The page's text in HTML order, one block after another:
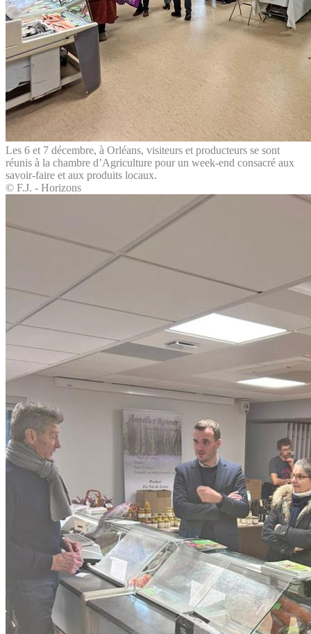
Les 6 et 7 décembre, à Orléans, visiteurs et producteurs se sont
réunis à la chambre d’Agriculture pour un week-end consacré aux
savoir-faire et aux produits locaux.
© F.J. - Horizons